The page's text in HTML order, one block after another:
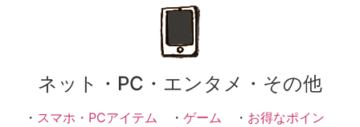
ネット・PC・エンタメ・その他
・ スマホ・PCアイテム ・ ゲーム ・ お得なポイン